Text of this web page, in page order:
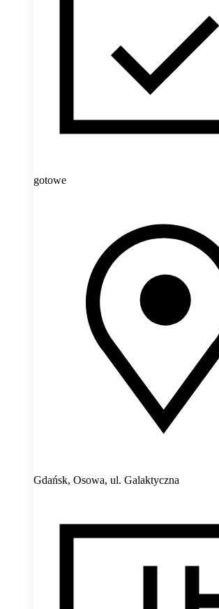
gotowe
Gdańsk, Osowa, ul. Galaktyczna